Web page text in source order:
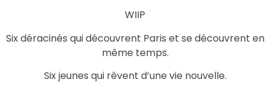
WIIP
Six déracinés qui découvrent Paris et se découvrent en
même temps.
Six jeunes qui rêvent d’une vie nouvelle.